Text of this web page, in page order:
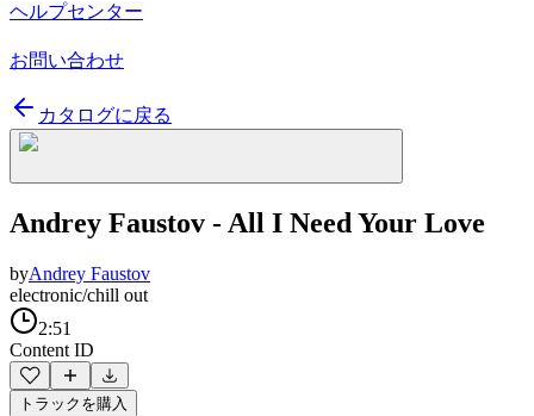
ヘルプセンター
お問い合わせ
カタログに戻る
Andrey Faustov - All I Need Your Love
byAndrey Faustov
electronic/chill out
2:51
Content ID
トラックを購入